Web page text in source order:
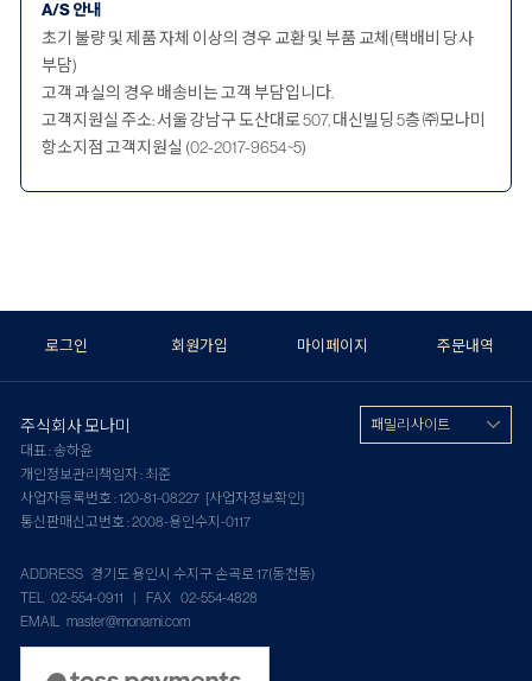
A/S 안내
초기 불량 및 제품 자체 이상의 경우 교환 및 부품 교체(택배비 당사
부담)
고객 과실의 경우 배송비는 고객 부담입니다.
고객지원실 주소: 서울 강남구 도산대로 507, 대신빌딩 5층 ㈜모나미
항소지점 고객지원실 (02-2017-9654~5)
로그인 회원가입 마이페이지 주문내역
주식회사 모나미
대표 : 송하윤
개인정보관리책임자 : 최준
사업자등록번호 : 120-81-08227 [사업자정보확인]
통신판매신고번호 : 2008-용인수지-0117
ADDRESS 경기도 용인시 수지구 손곡로 17(동천동)
TEL 02-554-0911 | FAX 02-554-4828
EMAIL master@monami.com
패밀리 사이트